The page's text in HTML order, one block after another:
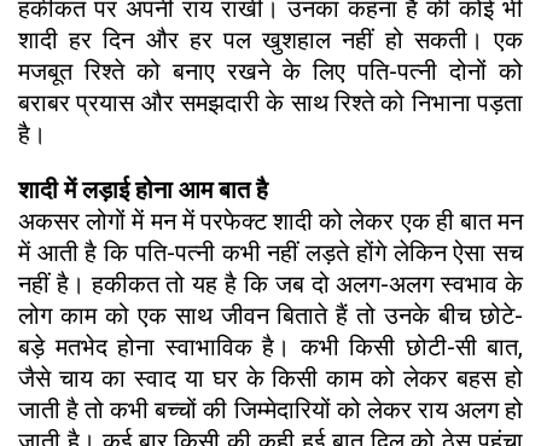
हकीकत पर अपनी राय राखी। उनका कहना है की कोई भी
शादी हर दिन और हर पल खुशहाल नहीं हो सकती। एक
मजबूत रिश्ते को बनाए रखने के लिए पति-पत्नी दोनों को
बराबर प्रयास और समझदारी के साथ रिश्ते को निभाना पड़ता
है।
शादी में लड़ाई होना आम बात है
अकसर लोगों में मन में परफेक्ट शादी को लेकर एक ही बात मन
में आती है कि पति-पत्नी कभी नहीं लड़ते होंगे लेकिन ऐसा सच
नहीं है। हकीकत तो यह है कि जब दो अलग-अलग स्वभाव के
लोग काम को एक साथ जीवन बिताते हैं तो उनके बीच छोटे-
बड़े मतभेद होना स्वाभाविक है। कभी किसी छोटी-सी बात,
जैसे चाय का स्वाद या घर के किसी काम को लेकर बहस हो
जाती है तो कभी बच्चों की जिम्मेदारियों को लेकर राय अलग हो